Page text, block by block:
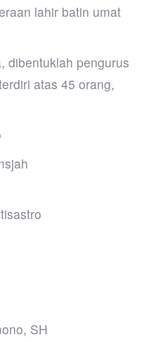
lahir batin umat
dibentuklah pengurus
atas 45 orang,
SH